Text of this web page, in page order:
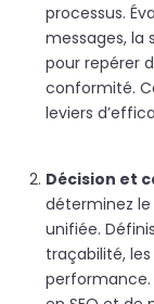
processus.
messages, la
pour repérer
conformité.
leviers
Décision et
déterminez
unifiée.
traçabilité,
performance